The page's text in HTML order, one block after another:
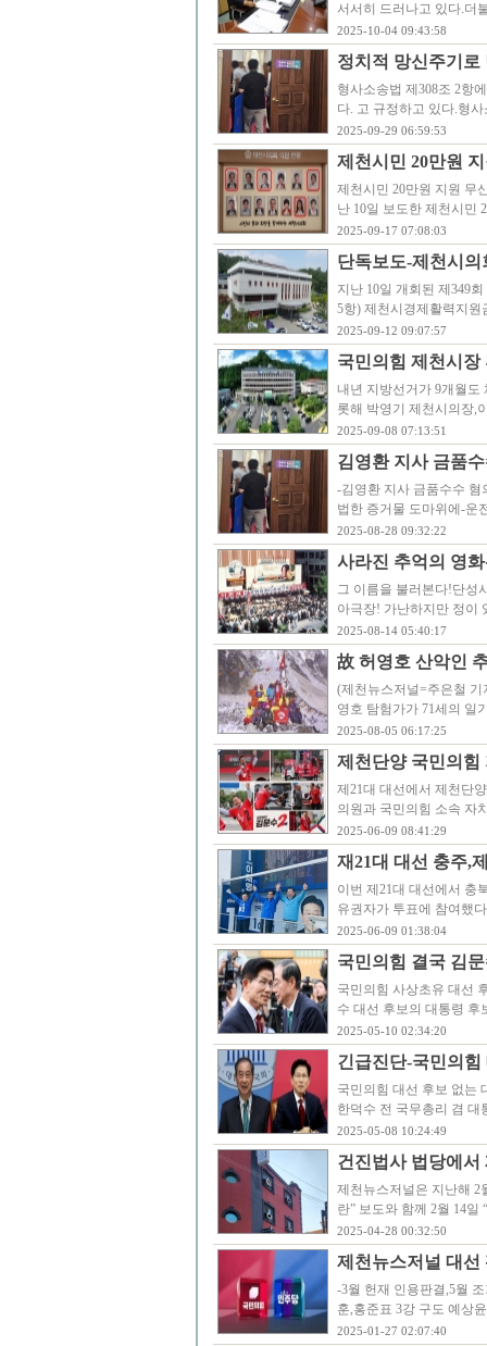
서서히 드러나고 있다.더
2025-10-04 09:43:58
정치적 망신주기
형사소송법 제308조 2항
다. 고 규정하고 있다.형
2025-09-29 06:59:53
제천시민 20만원
제천시민 20만원 지원 무
난 10일 보도한 제천시민
2025-09-17 07:08:03
단독보도-제천시
지난 10일 개회된 제349
5항) 제천시경제활력지
2025-09-12 09:07:57
국민의힘 제천시장
내년 지방선거가 9개월도
롯해 박영기 제천시의장,
2025-09-08 07:13:51
김영환 지사 금품
-김영환 지사 금품수수
법한 증거물 도마위에-운
2025-08-28 09:32:22
사라진 추억의 영
그 이름을 불러본다!단성
아극장! 가난하지만 정이
2025-08-14 05:40:17
故 허영호 산악인
(제천뉴스저널=주은철 기
영호 탐험가가 71세의 일
2025-08-05 06:17:25
제천단양 국민의
제21대 대선에서 제천단
의원과 국민의힘 소속 자
2025-06-09 08:41:29
재21대 대선 충주,
이번 제21대 대선에서 충
유권자가 투표에 참여했
2025-06-09 01:38:04
국민의힘 결국 김
국민의힘 사상초유 대선
수 대선 후보의 대통령
2025-05-10 02:34:20
긴급진단-국민의
국민의힘 대선 후보 없는
한덕수 전 국무총리 겸
2025-05-08 10:24:49
건진법사 법당에
제천뉴스저널은 지난해 2
란” 보도와 함께 2월 14
2025-04-28 00:32:50
제천뉴스저널 대
-3월 헌재 인용판결,5월
훈,홍준표 3강 구도 예상
2025-01-27 02:07:40